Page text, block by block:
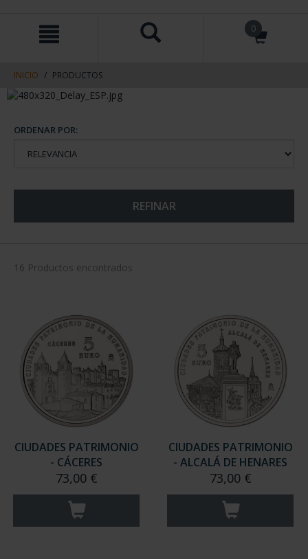
contenido
navegacin
0
INICIO PRODUCTOS
ORDENAR POR:
REFINAR
16 Productos encontrados
CIUDADES PATRIMONIO
- CÁCERES
73,00 €
CIUDADES PATRIMONIO
- ALCALÁ DE HENARES
73,00 €